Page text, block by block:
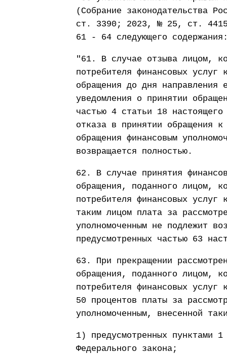
(Собрание законодательства
ст. 3390; 2023, № 25, ст.
61 - 64 следующего
"61. В случае отзыва лицом,
потребителя финансовых услуг
обращения до дня направления
уведомления о принятии
частью 4 статьи 18
отказа в принятии обращения
обращения финансовым
возвращается полностью.
62. В случае принятия
обращения, поданного лицом,
потребителя финансовых услуг
таким лицом плата за
уполномоченным не подлежит
предусмотренных частью 63
63. При прекращении
обращения, поданного лицом,
потребителя финансовых услуг
50 процентов платы за
уполномоченным, внесенной
1) предусмотренных пунктами
Федерального закона;